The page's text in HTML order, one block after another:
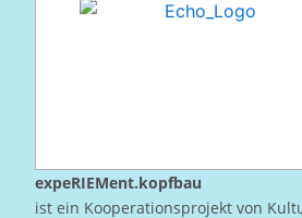
expeRIEMent.kopfbau
ist ein Kooperationsprojekt von